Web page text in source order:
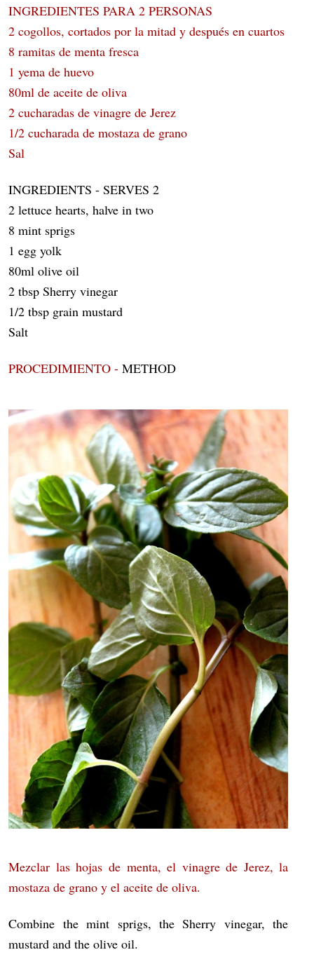
INGREDIENTES PARA 2 PERSONAS
2 cogollos, cortados por la mitad y después en cuartos
8 ramitas de menta fresca
1 yema de huevo
80ml de aceite de oliva
2 cucharadas de vinagre de Jerez
1/2 cucharada de mostaza de grano
Sal
INGREDIENTS - SERVES 2
2 lettuce hearts, halve in two
8 mint sprigs
1 egg yolk
80ml olive oil
2 tbsp Sherry vinegar
1/2 tbsp grain mustard
Salt
PROCEDIMIENTO -METHOD
Mezclar las hojas de menta, el vinagre de Jerez, la
mostaza de grano y el aceite de oliva.
Combine the mint sprigs, the Sherry vinegar, the
mustard and the olive oil.